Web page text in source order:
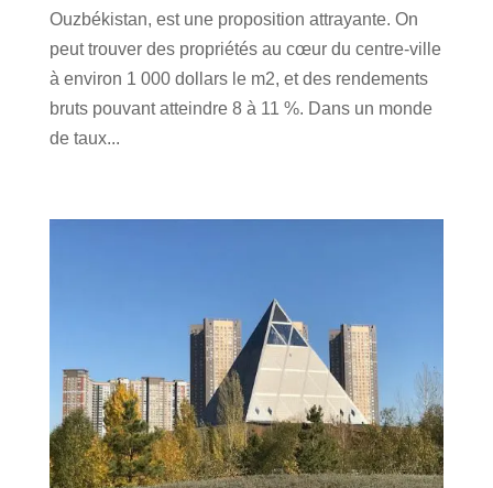
Ouzbékistan, est une proposition attrayante. On
peut trouver des propriétés au cœur du centre-ville
à environ 1 000 dollars le m2, et des rendements
bruts pouvant atteindre 8 à 11 %. Dans un monde
de taux...